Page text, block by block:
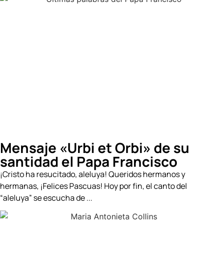
Mensaje «Urbi et Orbi» de su
santidad el Papa Francisco
¡Cristo ha resucitado, aleluya! Queridos hermanos y
hermanas, ¡Felices Pascuas! Hoy por fin, el canto del
“aleluya” se escucha de ...